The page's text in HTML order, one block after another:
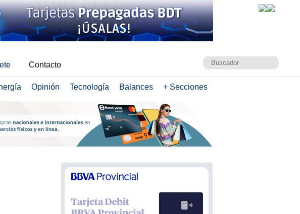
Contacto
Opinión Tecnología Balances + Secciones